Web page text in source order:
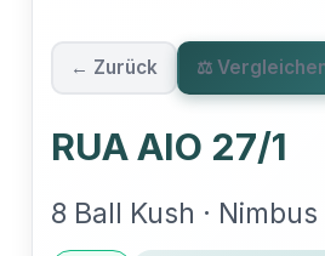
← Zurück ⚖
RUA AIO 27/1
8 Ball Kush ·